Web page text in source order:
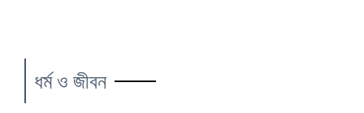
ধর্ম ও জীবন